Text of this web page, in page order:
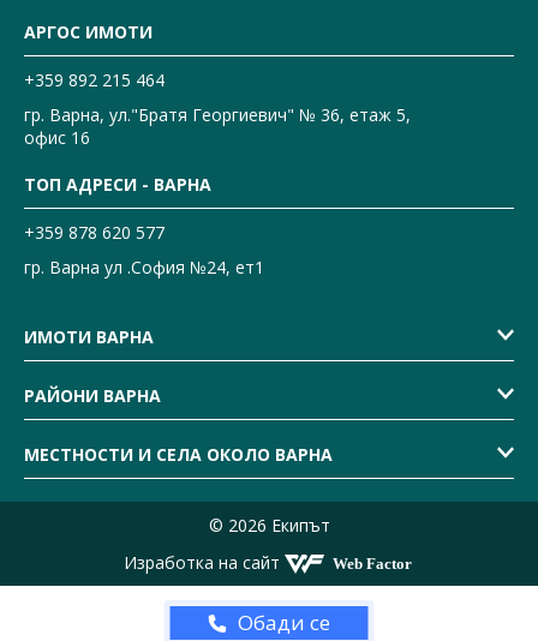
АРГОС ИМОТИ
+359 892 215 464
гр. Варна, ул."Братя Георгиевич" № 36, етаж 5,
офис 16
ТОП АДРЕСИ - ВАРНА
+359 878 620 577
гр. Варна ул .София №24, ет1
ИМОТИ ВАРНА
РАЙОНИ ВАРНА
МЕСТНОСТИ И СЕЛА ОКОЛО ВАРНА
© 2026 Екипът
Изработка на сайт
Обади се